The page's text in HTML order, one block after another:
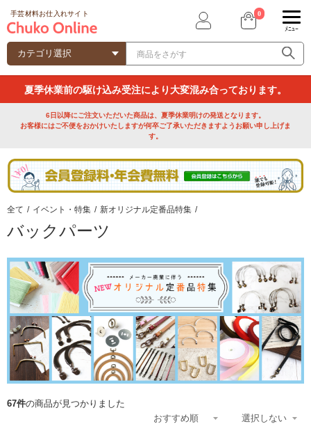
手芸材料お仕入れサイト 0
ﾒﾆｭｰ
夏季休業前の駆け込み受注により大変混み合っております。
6日以降にご注文いただいた商品は、夏季休業明けの発送となります。
お客様にはご不便をおかけいたしますが何卒ご了承いただきますようお願い申し上げま
す。
全て / イベント・特集 / 新オリジナル定番品特集 /
バックパーツ
67件の商品が見つかりました